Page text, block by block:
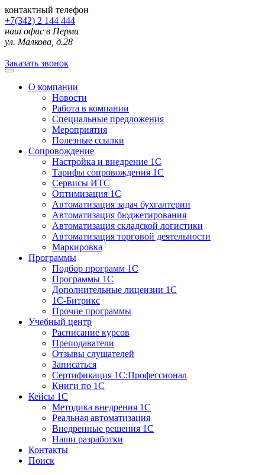
контактный телефон
+7(342) 2 144 444
наш офис в Перми
ул. Малкова, д.28
Заказать звонок
О компании
Новости
Работа в компании
Специальные предложения
Мероприятия
Полезные ссылки
Сопровождение
Настройка и внедрение 1С
Тарифы сопровождения 1С
Сервисы ИТС
Оптимизация 1С
Автоматизация задач бухгалтерии
Автоматизация бюджетирования
Автоматизация складской логистики
Автоматизация торговой деятельности
Маркировка
Программы
Подбор программ 1С
Программы 1С
Дополнительные лицензии 1С
1С-Битрикс
Прочие программы
Учебный центр
Расписание курсов
Преподаватели
Отзывы слушателей
Записаться
Сертификация 1С:Профессионал
Книги по 1С
Кейсы 1С
Методика внедрения 1С
Реальная автоматизация
Внедренные решения 1С
Наши разработки
Контакты
Поиск